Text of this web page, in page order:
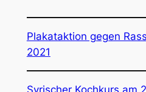
Plakataktion gegen
2021
Syrischer Kochkurs am